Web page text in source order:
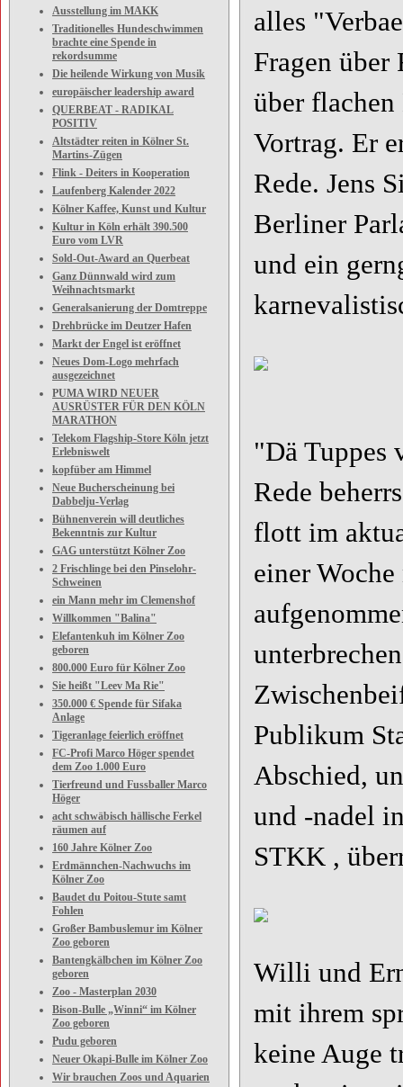
Ausstellung im MAKK
Traditionelles Hundeschwimmen
brachte eine Spende in
rekordsumme
Die heilende Wirkung von Musik
europäischer leadership award
QUERBEAT - RADIKAL
POSITIV
Altstädter reiten in Kölner St.
Martins-Zügen
Flink - Deiters in Kooperation
Laufenberg Kalender 2022
Kölner Kaffee, Kunst und Kultur
Kultur in Köln erhält 390.500
Euro vom LVR
Sold-Out-Award an Querbeat
Ganz Dünnwald wird zum
Weihnachtsmarkt
Generalsanierung der Domtreppe
Drehbrücke im Deutzer Hafen
Markt der Engel ist eröffnet
Neues Dom-Logo mehrfach
ausgezeichnet
PUMA WIRD NEUER
AUSRÜSTER FÜR DEN KÖLN
MARATHON
Telekom Flagship-Store Köln jetzt
Erlebniswelt
kopfüber am Himmel
Neue Bucherscheinung bei
Dabbelju-Verlag
Bühnenverein will deutliches
Bekenntnis zur Kultur
GAG unterstützt Kölner Zoo
2 Frischlinge bei den Pinselohr-
Schweinen
ein Mann mehr im Clemenshof
Willkommen "Balina"
Elefantenkuh im Kölner Zoo
geboren
800.000 Euro für Kölner Zoo
Sie heißt "Leev Ma Rie"
350.000 € Spende für Sifaka
Anlage
Tigeranlage feierlich eröffnet
FC-Profi Marco Höger spendet
dem Zoo 1.000 Euro
Tierfreund und Fussballer Marco
Höger
acht schwäbisch hällische Ferkel
räumen auf
160 Jahre Kölner Zoo
Erdmännchen-Nachwuchs im
Kölner Zoo
Baudet du Poitou-Stute samt
Fohlen
Großer Bambuslemur im Kölner
Zoo geboren
Bantengkälbchen im Kölner Zoo
geboren
Zoo - Masterplan 2030
Bison-Bulle „Winni“ im Kölner
Zoo geboren
Pudu geboren
Neuer Okapi-Bulle im Kölner Zoo
Wir brauchen Zoos und Aquarien
alles
Fragen über
über
Vortrag. Er
Rede. Jens
Berliner
und ein
"Dä Tuppes
Rede
flott im
einer
Publikum
Abschied,
und -nadel
STKK ,
Willi und
mit ihrem
keine Auge